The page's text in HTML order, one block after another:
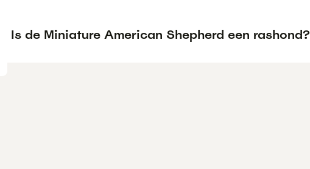
Is de Miniature American Shepherd een rashond?